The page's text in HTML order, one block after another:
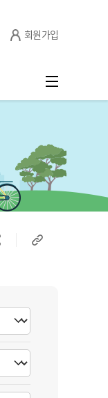
회원가입